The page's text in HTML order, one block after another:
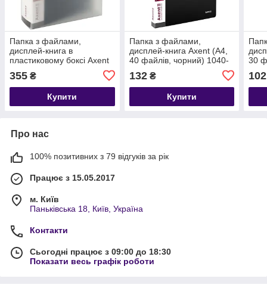
Папка з файлами,
дисплей-книга в
пластиковому боксі Axent
(A4, 100 файлів, чорний)
1200-01-A
355 ₴
Купити
Папка з файлами,
дисплей-книга Axent (A4,
40 файлів, чорний) 1040-
132₴
Купити
30
102
Про нас
100% позитивних з 79 відгуків за рік
Працює з 15.05.2017
м. Київ
Паньківська 18, Київ, Україна
Контакти
Сьогодні працює з 09:00 до 18:30
Показати весь графік роботи